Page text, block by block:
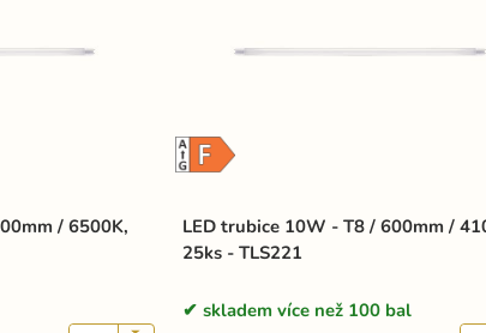
/ 6500K,
LED trubice 10W - T8 / 600mm /
25ks - TLS221
skladem více než 100 bal